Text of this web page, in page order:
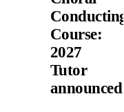
Conducting
Course:
2027
Tutor
announced!